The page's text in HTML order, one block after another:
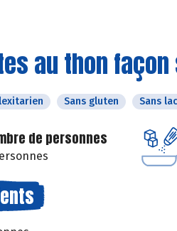
au thon
Sans gluten Sans
de personnes